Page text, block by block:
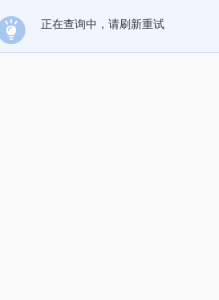
正在查询中，请刷新重试